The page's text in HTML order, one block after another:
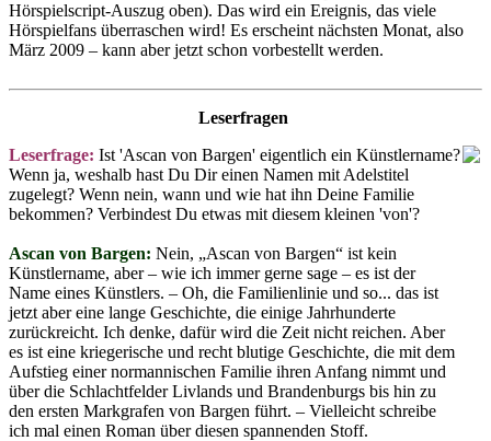
Hörspielscript-Auszug oben). Das wird ein Ereignis, das viele
Hörspielfans überraschen wird! Es erscheint nächsten Monat, also
März 2009 – kann aber jetzt schon vorbestellt werden.
Leserfragen
Leserfrage: Ist 'Ascan von Bargen' eigentlich ein Künstlername?
Wenn ja, weshalb hast Du Dir einen Namen mit Adelstitel
zugelegt? Wenn nein, wann und wie hat ihn Deine Familie
bekommen? Verbindest Du etwas mit diesem kleinen 'von'?
Ascan von Bargen: Nein, „Ascan von Bargen“ ist kein
Künstlername, aber – wie ich immer gerne sage – es ist der
Name eines Künstlers. – Oh, die Familienlinie und so... das ist
jetzt aber eine lange Geschichte, die einige Jahrhunderte
zurückreicht. Ich denke, dafür wird die Zeit nicht reichen. Aber
es ist eine kriegerische und recht blutige Geschichte, die mit dem
Aufstieg einer normannischen Familie ihren Anfang nimmt und
über die Schlachtfelder Livlands und Brandenburgs bis hin zu
den ersten Markgrafen von Bargen führt. – Vielleicht schreibe
ich mal einen Roman über diesen spannenden Stoff.